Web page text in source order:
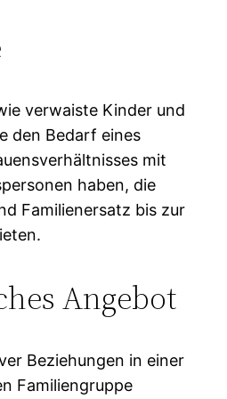
verwaiste Kinder und
den Bedarf eines
mit
haben, die
Familienersatz bis zur
Angebot
Beziehungen in einer
Familiengruppe